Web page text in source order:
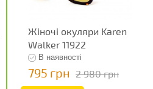
Жіночі окуляри Karen
Walker 11922
В наявності
795 грн 2 980 грн